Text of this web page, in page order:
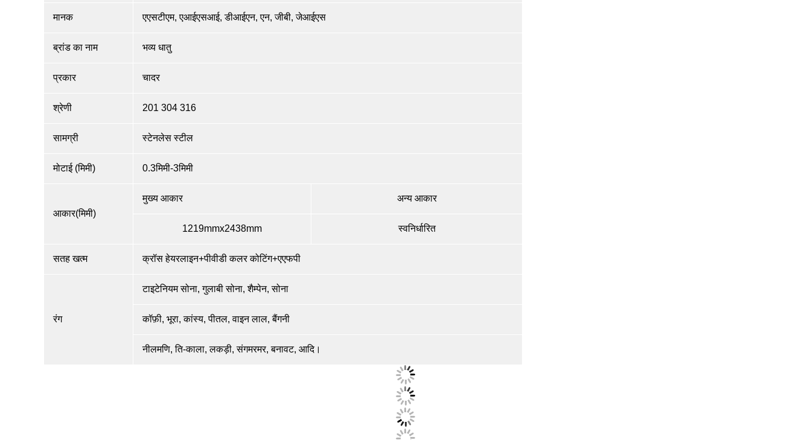
मानक एएसटीएम, एआईएसआई, डीआईएन, एन, जीबी, जेआईएस
ब्रांड का नाम भव्य धातु
प्रकार चादर
श्रेणी 201 304 316
सामग्री स्टेनलेस स्टील
मोटाई (मिमी) 0.3मिमी-3मिमी
आकार(मिमी)
मुख्य आकार अन्य आकार
1219mmx2438mm स्वनिर्धारित
सतह खत्म क्रॉस हेयरलाइन+पीवीडी कलर कोटिंग+एएफपी
रंग
टाइटेनियम सोना, गुलाबी सोना, शैम्पेन, सोना
कॉफ़ी, भूरा, कांस्य, पीतल, वाइन लाल, बैंगनी
नीलमणि, ति-काला, लकड़ी, संगमरमर, बनावट, आदि।